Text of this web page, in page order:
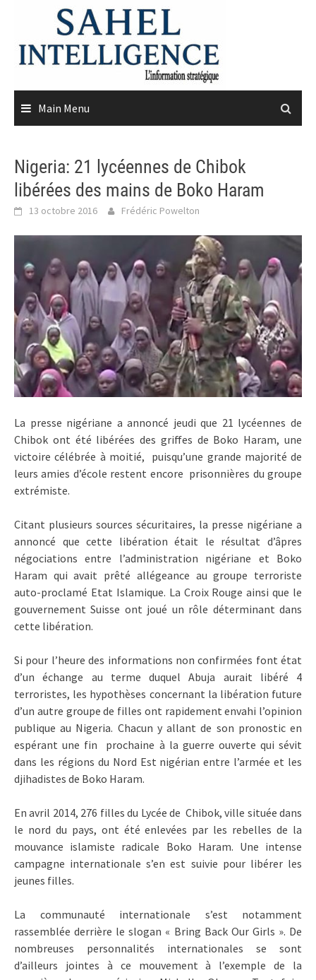
content
Main Menu
Nigeria: 21 lycéennes de Chibok
libérées des mains de Boko Haram
13 octobre 2016 Frédéric Powelton
La presse nigériane a annoncé jeudi que 21 lycéennes de
Chibok ont été libérées des griffes de Boko Haram, une
victoire célébrée à moitié, puisqu’une grande majorité de
leurs amies d’école restent encore prisonnières du groupe
extrémiste.
Citant plusieurs sources sécuritaires, la presse nigériane a
annoncé que cette libération était le résultat d’âpres
négociations entre l’administration nigériane et Boko
Haram qui avait prêté allégeance au groupe terroriste
auto-proclamé Etat Islamique. La Croix Rouge ainsi que le
gouvernement Suisse ont joué un rôle déterminant dans
cette libération.
Si pour l’heure des informations non confirmées font état
d’un échange au terme duquel Abuja aurait libéré 4
terroristes, les hypothèses concernant la libération future
d’un autre groupe de filles ont rapidement envahi l’opinion
publique au Nigeria. Chacun y allant de son pronostic en
espérant une fin prochaine à la guerre ouverte qui sévit
dans les régions du Nord Est nigérian entre l’armée et les
djihadistes de Boko Haram.
En avril 2014, 276 filles du Lycée de Chibok, ville située dans
le nord du pays, ont été enlevées par les rebelles de la
mouvance islamiste radicale Boko Haram. Une intense
campagne internationale s’en est suivie pour libérer les
jeunes filles.
La communauté internationale s’est notamment
rassemblée derrière le slogan « Bring Back Our Girls ». De
nombreuses personnalités internationales se sont
d’ailleurs jointes à ce mouvement à l’exemple de la